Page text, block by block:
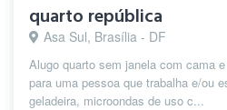
quarto república
Asa Sul, Brasília - DF
Alugo quarto sem janela com cama
para uma pessoa que trabalha e/ou
geladeira, microondas de uso c...